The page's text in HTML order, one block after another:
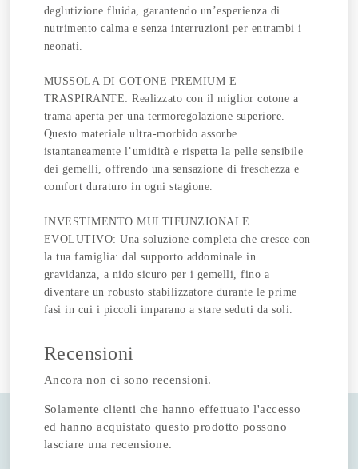
deglutizione fluida, garantendo un’esperienza di
nutrimento calma e senza interruzioni per entrambi i
neonati.
MUSSOLA DI COTONE PREMIUM E
TRASPIRANTE: Realizzato con il miglior cotone a
trama aperta per una termoregolazione superiore.
Questo materiale ultra-morbido assorbe
istantaneamente l’umidità e rispetta la pelle sensibile
dei gemelli, offrendo una sensazione di freschezza e
comfort duraturo in ogni stagione.
INVESTIMENTO MULTIFUNZIONALE
EVOLUTIVO: Una soluzione completa che cresce con
la tua famiglia: dal supporto addominale in
gravidanza, a nido sicuro per i gemelli, fino a
diventare un robusto stabilizzatore durante le prime
fasi in cui i piccoli imparano a stare seduti da soli.
Recensioni
Ancora non ci sono recensioni.
Solamente clienti che hanno effettuato l'accesso
ed hanno acquistato questo prodotto possono
lasciare una recensione.